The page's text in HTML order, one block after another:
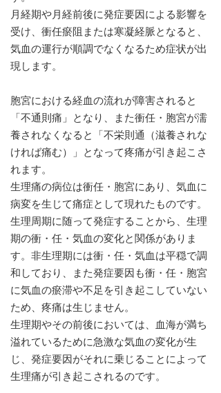
月経期や月経前後に発症要因による影響を
受け、衝任瘀阻または寒凝経脈となると、
気血の運行が順調でなくなるため症状が出
現します。
胞宮における経血の流れが障害されると
「不通則痛」となり、また衝任・胞宮が濡
養されなくなると「不栄則通（滋養されな
ければ痛む）」となって疼痛が引き起こさ
れます。
生理痛の病位は衝任・胞宮にあり、気血に
病変を生じて痛症として現れたものです。
生理周期に随って発症することから、生理
期の衝・任・気血の変化と関係がありま
す。非生理期には衝・任・気血は平穏で調
和しており、また発症要因も衝・任・胞宮
に気血の瘀滞や不足を引き起こしていない
ため、疼痛は生じません。
生理期やその前後においては、血海が満ち
溢れているために急激な気血の変化が生
じ、発症要因がそれに乗じることによって
生理痛が引き起こされるのです。